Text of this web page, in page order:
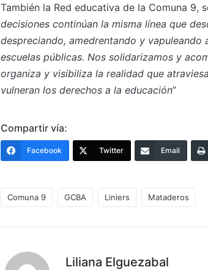
También la Red educativa de la Comuna 9,
decisiones continúan la misma línea que
despreciando, amedrentando y
escuelas públicas. Nos solidarizamos y
organiza y visibiliza la realidad que
vulneran los derechos a la educación”
Compartir vía:
Facebook Twitter Email
Etiquetas:
Comuna 9 GCBA Liniers Mataderos
Liliana Elguezabal